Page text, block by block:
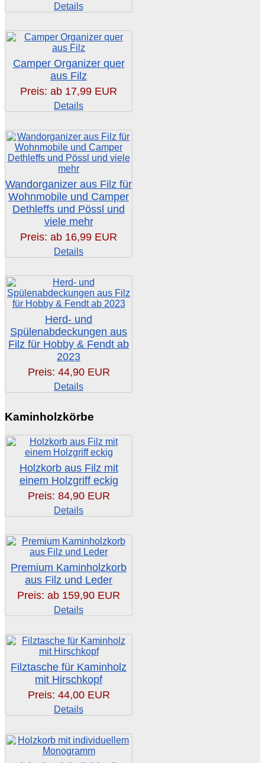
Details
Camper Organizer quer
aus Filz
Preis: ab 17,99 EUR
Details
Wandorganizer aus Filz für
Wohnmobile und Camper
Dethleffs und Pössl und
viele mehr
Preis: ab 16,99 EUR
Details
Herd- und
Spülenabdeckungen aus
Filz für Hobby & Fendt ab
2023
Preis: 44,90 EUR
Details
Kaminholzkörbe
Holzkorb aus Filz mit
einem Holzgriff eckig
Preis: 84,90 EUR
Details
Premium Kaminholzkorb
aus Filz und Leder
Preis: ab 159,90 EUR
Details
Filztasche für Kaminholz
mit Hirschkopf
Preis: 44,00 EUR
Details